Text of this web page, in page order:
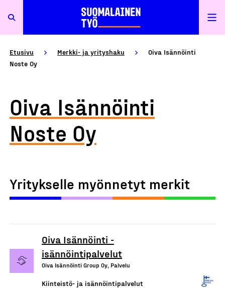
Etusivu Merkki- ja yrityshaku
Oiva Isännöinti
Noste Oy
Oiva Isännöinti
Noste Oy
Yritykselle myönnetyt merkit
Oiva Isännöinti -
isännöintipalvelut
Oiva Isännöinti Group Oy, Palvelu
Kiinteistö- ja isännöintipalvelut